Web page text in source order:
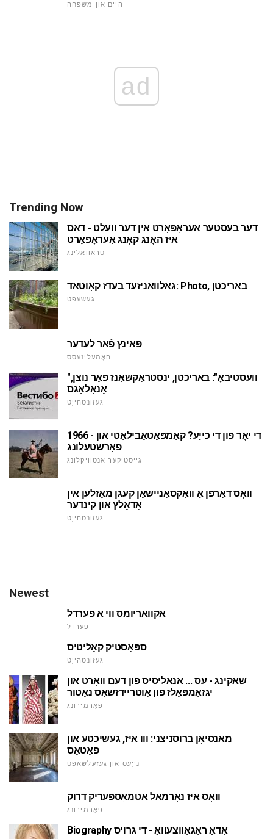
היים און משפּחה
ad
Trending Now
דער בעסטער אַעראָפּאָרט אין דער וועלט - דאָס
איז האָנג קאָנג אַעראָפּאָרט
טראַוואַלינג
גאַלוואַניזעד בעדז קאָוטאַד: Photo, באריכטן
געשעפט
פּאַינץ פֿאַר לעדער
האָמעלינעסס
"וועסטיבאָ": באריכטן, ינסטראַקשאַנז פֿאַר נוצן,
אַנאַלאָגס
געזונטהייַט
1966 - די יאָר פון די כייַע? קאַמפּאַטאַבילאַטי און
פאָרשטעלונג
גייסטיקער אנטוויקלונג
וואָס דאַרפֿן אַ וואַקסאַניישאַן קעגן מאָזלען אין
אַדאַלץ און קינדער
געזונטהייַט
Newest
אַקוואַריומס ווי אַ פערדל
פערדל
ספּאַסטיק קאָליטיס
געזונטהייַט
שאַקינג - עס ... אַנאַליסיס פון דעם וואָרט און
יגזאַמפּאַלז פון אַוטריידזשאַס נאַטור
פאָרמירונג
מאַנסיאָן ברוסניצני: ווו איז, געשיכטע און
פאָטאָס
נייַעס און געזעלשאפט
וואָס איז נאָרמאַל אַטמאָספעריק דרוק
פאָרמירונג
Biography אַדאַ ראָגאָווצעוואַ - די גרויס